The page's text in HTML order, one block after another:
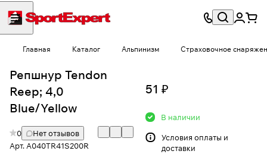
Главная Каталог Альпинизм Страховочное
Репшнур Tendon
Reep; 4,0
Blue/Yellow
0
Нет отзывов
Арт. A040TR41S200R
51 ₽
В наличии
Условия оплаты и
доставки